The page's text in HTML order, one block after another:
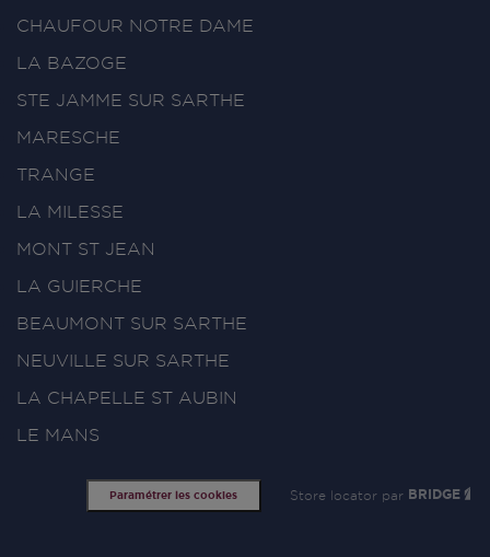
CHAUFOUR NOTRE DAME
LA BAZOGE
STE JAMME SUR SARTHE
MARESCHE
TRANGE
LA MILESSE
MONT ST JEAN
LA GUIERCHE
BEAUMONT SUR SARTHE
NEUVILLE SUR SARTHE
LA CHAPELLE ST AUBIN
LE MANS
Paramétrer les cookies Store locator par BRIDGE